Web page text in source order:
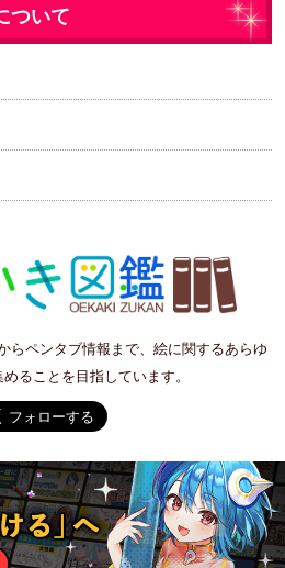
ついて
らペンタブ情報まで、絵に関するあらゆ
ることを目指しています。